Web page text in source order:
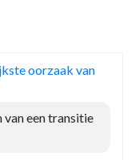
oorzaak van
van een transitie